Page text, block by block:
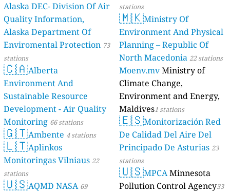
Alaska DEC- Division Of Air
Quality Information,
Alaska Department Of
Enviromental Protection 73
stations
🇨🇦Alberta
Environment And
Sustainable Resource
Development - Air Quality
Monitoring 66 stations
🇬🇹Ambente 4 stations
🇱🇹Aplinkos
Monitoringas Vilniaus 22
stations
🇺🇸AQMD NASA 69
stations
🇲🇰Ministry Of
Environment And Physical
Planning – Republic Of
North Macedonia 22 stations
Moenv.mvMinistry of
Climate Change,
Environment and Energy,
Maldives1 stations
🇪🇸Monitorización Red
De Calidad Del Aire Del
Principado De Asturias 23
stations
🇺🇸MPCAMinnesota
Pollution Control Agency33